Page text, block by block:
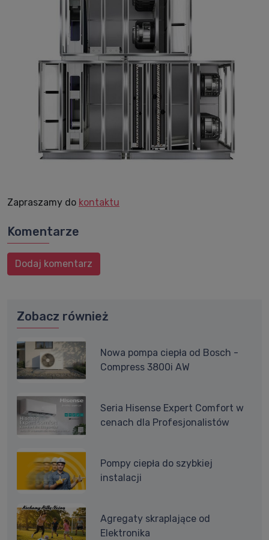
Zapraszamy do kontaktu
Komentarze
Dodaj komentarz
Zobacz również
Nowa pompa ciepła od Bosch -
Compress 3800i AW
Seria Hisense Expert Comfort w
cenach dla Profesjonalistów
Pompy ciepła do szybkiej
instalacji
Agregaty skraplające od
Elektronika